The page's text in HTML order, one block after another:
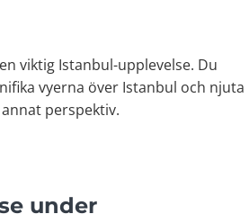
viktig Istanbul-upplevelse. Du
vyerna över Istanbul och njuta
perspektiv.
under